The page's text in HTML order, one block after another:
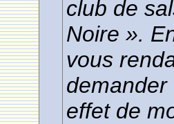
club de
Noire ».
vous
effet de